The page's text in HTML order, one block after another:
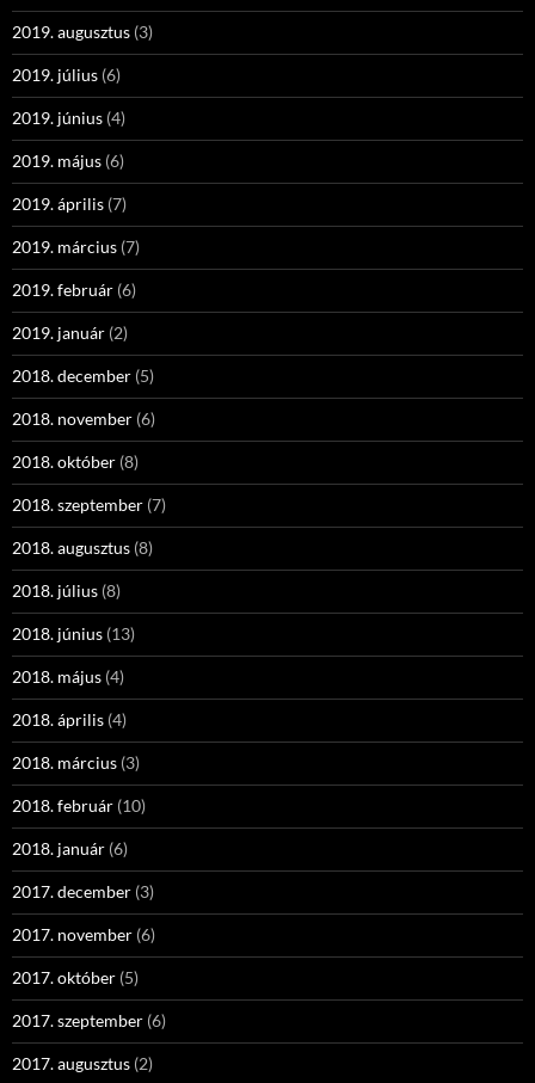
2019. augusztus (3)
2019. július (6)
2019. június (4)
2019. május (6)
2019. április (7)
2019. március (7)
2019. február (6)
2019. január (2)
2018. december (5)
2018. november (6)
2018. október (8)
2018. szeptember (7)
2018. augusztus (8)
2018. július (8)
2018. június (13)
2018. május (4)
2018. április (4)
2018. március (3)
2018. február (10)
2018. január (6)
2017. december (3)
2017. november (6)
2017. október (5)
2017. szeptember (6)
2017. augusztus (2)